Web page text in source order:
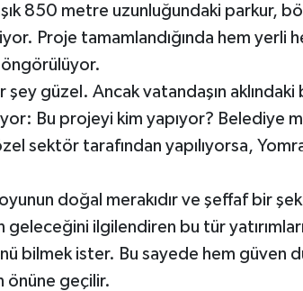
850 metre uzunluğundaki parkur,
Proje tamamlandığında hem yerli
şey güzel. Ancak vatandaşın aklındaki
Bu projeyi kim yapıyor? Belediye
sektör tarafından yapılıyorsa,
doğal merakıdır ve şeffaf bir
ilgilendiren bu tür
bilmek ister. Bu sayede hem güven
önüne geçilir.